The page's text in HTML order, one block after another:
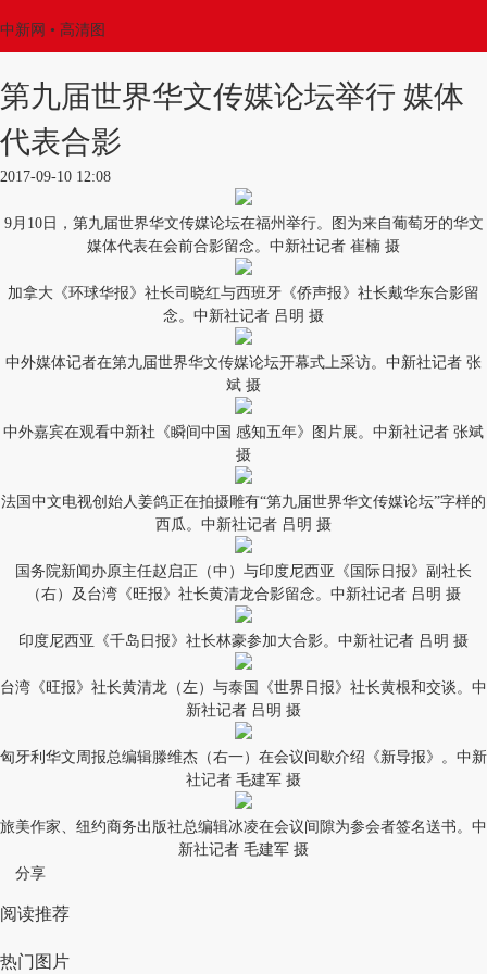
中新网 • 高清图
第九届世界华文传媒论坛举行 媒体
代表合影
2017-09-10 12:08
9月10日，第九届世界华文传媒论坛在福州举行。图为来自葡萄牙的华文
媒体代表在会前合影留念。中新社记者 崔楠 摄
加拿大《环球华报》社长司晓红与西班牙《侨声报》社长戴华东合影留
念。中新社记者 吕明 摄
中外媒体记者在第九届世界华文传媒论坛开幕式上采访。中新社记者 张
斌 摄
中外嘉宾在观看中新社《瞬间中国 感知五年》图片展。中新社记者 张斌
摄
法国中文电视创始人姜鸽正在拍摄雕有“第九届世界华文传媒论坛”字样的
西瓜。中新社记者 吕明 摄
国务院新闻办原主任赵启正（中）与印度尼西亚《国际日报》副社长
（右）及台湾《旺报》社长黄清龙合影留念。中新社记者 吕明 摄
印度尼西亚《千岛日报》社长林豪参加大合影。中新社记者 吕明 摄
台湾《旺报》社长黄清龙（左）与泰国《世界日报》社长黄根和交谈。中
新社记者 吕明 摄
匈牙利华文周报总编辑滕维杰（右一）在会议间歇介绍《新导报》。中新
社记者 毛建军 摄
旅美作家、纽约商务出版社总编辑冰凌在会议间隙为参会者签名送书。中
新社记者 毛建军 摄
分享
阅读推荐
热门图片